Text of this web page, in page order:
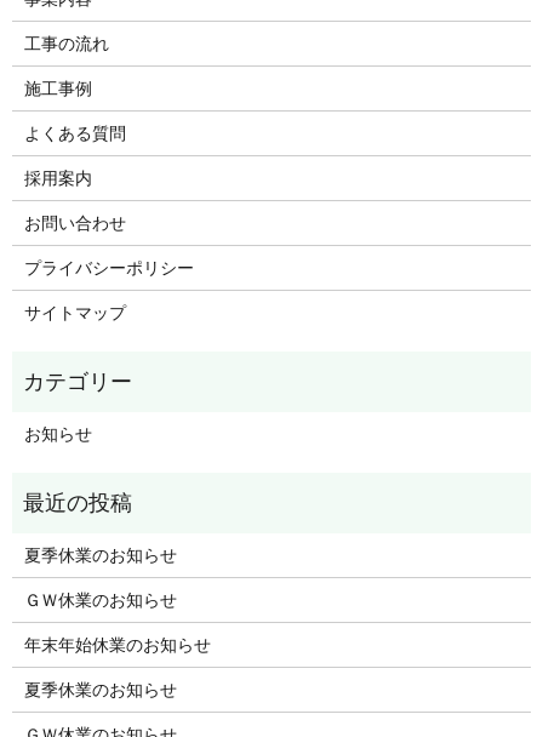
工事の流れ
施工事例
よくある質問
採用案内
お問い合わせ
プライバシーポリシー
サイトマップ
お知らせ
夏季休業のお知らせ
ＧＷ休業のお知らせ
年末年始休業のお知らせ
夏季休業のお知らせ